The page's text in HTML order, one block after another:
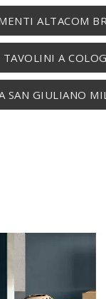
ALTACOM
A
SAN GIULIANO